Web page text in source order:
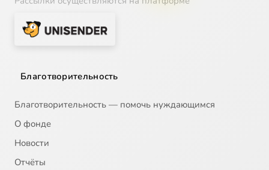
Благотворительность
Благотворительность — помочь нуждающимся
О фонде
Новости
Отчёты